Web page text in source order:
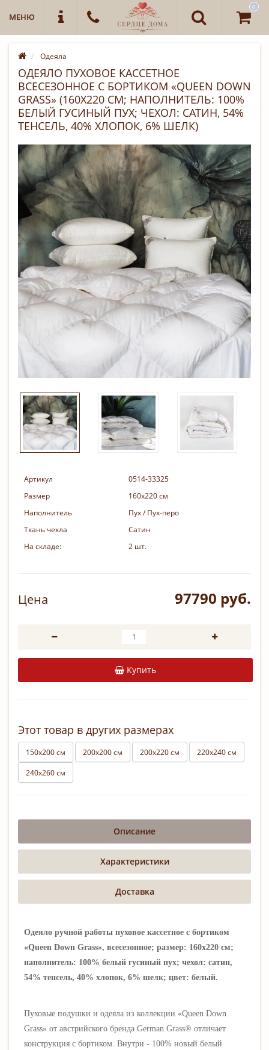
МЕНЮ
0
Одеяла
ОДЕЯЛО ПУХОВОЕ КАССЕТНОЕ
ВСЕСЕЗОННОЕ С БОРТИКОМ «QUEEN DOWN
GRASS» (160Х220 СМ; НАПОЛНИТЕЛЬ: 100%
БЕЛЫЙ ГУСИНЫЙ ПУХ; ЧЕХОЛ: САТИН, 54%
ТЕНСЕЛЬ, 40% ХЛОПОК, 6% ШЕЛК)
Артикул
0514-33325
Размер
160х220 см
Наполнитель
Пух / Пух-перо
Ткань чехла
Сатин
На складе:
2 шт.
Цена 97790 руб.
Купить
Этот товар в других размерах
150х200 см 200х200 см 200х220 см
220х240 см
240х260 см
Описание
Характеристики
Доставка
Одеяло ручной работы пуховое кассетное с бортиком
«Queen Down Grass», всесезонное; размер: 160х220 см;
наполнитель: 100% белый гусиный пух; чехол: сатин,
54% тенсель, 40% хлопок, 6% шелк; цвет: белый.
Пуховые подушки и одеяла из коллекции «Queen Down
Grass» от австрийского бренда German Grass® отличает
конструкция с бортиком. Внутри - 100% новый белый